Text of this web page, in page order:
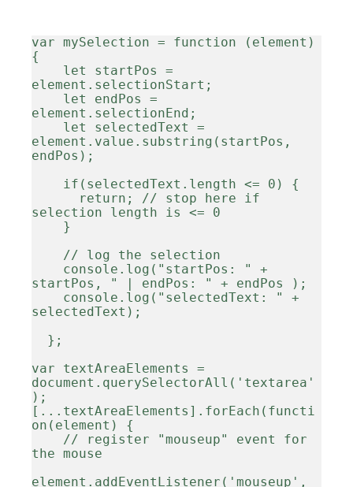
var mySelection = function (element)
{
element.selectionStart;
element.selectionEnd;
element.value.substring(startPos,
endPos);
selection length is <= 0
startPos, " | endPos: " + endPos );
selectedText);
var textAreaElements =
document.querySelectorAll('textarea'
);
[...textAreaElements].forEach(functi
on(element) {
the mouse
element.addEventListener('mouseup',